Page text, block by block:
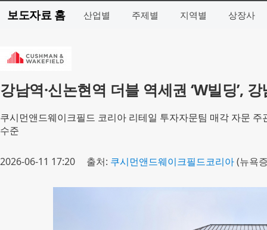
보도자료 홈 산업별 주제별 지역별 상장사
강남역·신논현역 더블 역세권 ‘W빌딩’,
쿠시먼앤드웨이크필드 코리아 리테일 투자자문팀 매각 자문
수준
2026-06-11 17:20 출처: 쿠시먼앤드웨이크필드코리아(뉴욕